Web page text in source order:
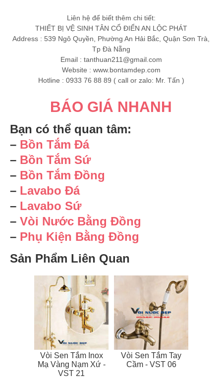
Liên hệ để biết thêm chi tiết:
THIẾT BỊ VỆ SINH TÂN CỔ ĐIỂN AN LỘC PHÁT
Address : 539 Ngô Quyền, Phường An Hải Bắc, Quận Sơn Trà,
Tp Đà Nẵng
Email : tanthuan211@gmail.com
Website : www.bontamdep.com
Hotline : 0933 76 88 89 ( call or zalo: Mr. Tấn )
BÁO GIÁ NHANH
Bạn có thể quan tâm:
– Bồn Tắm Đá
– Bồn Tắm Sứ
– Bồn Tắm Đồng
– Lavabo Đá
– Lavabo Sứ
– Vòi Nước Bằng Đồng
– Phụ Kiện Bằng Đồng
Sản Phẩm Liên Quan
Vòi Sen Tắm Inox
Mạ Vàng Nạm Xứ -
VST 21
Vòi Sen Tắm Tay
Cầm - VST 06